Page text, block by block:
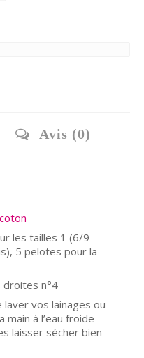
Avis (0)
les tailles 1 (6/9
5 pelotes pour la
droites n°4
vos lainages ou
main à l’eau froide
laisser sécher bien